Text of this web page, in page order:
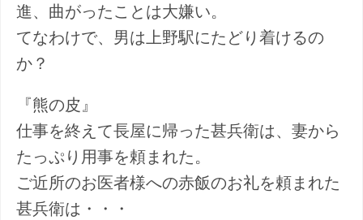
進、曲がったことは大嫌い。
てなわけで、男は上野駅にたどり着けるの
か？
『熊の皮』
仕事を終えて長屋に帰った甚兵衛は、妻から
たっぷり用事を頼まれた。
ご近所のお医者様への赤飯のお礼を頼まれた
甚兵衛は・・・